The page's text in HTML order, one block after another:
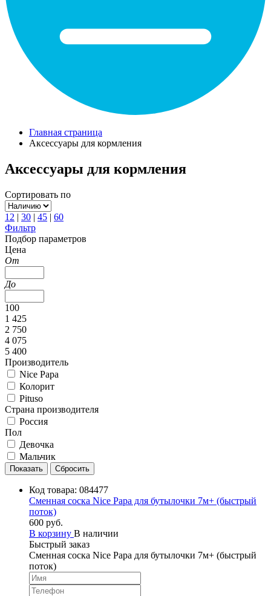
Главная страница
Аксессуары для кормления
Аксессуары для кормления
Сортировать по
12 | 30 | 45 | 60
Фильтр
Подбор параметров
Цена
От
До
100
1 425
2 750
4 075
5 400
Производитель
Nice Papa
Колорит
Pituso
Страна производителя
Россия
Пол
Девочка
Мальчик
Код товара: 084477
Сменная соска Nice Papa для бутылочки 7м+ (быстрый
поток)
600 руб.
В корзину В наличии
Быстрый заказ
Сменная соска Nice Papa для бутылочки 7м+ (быстрый
поток)